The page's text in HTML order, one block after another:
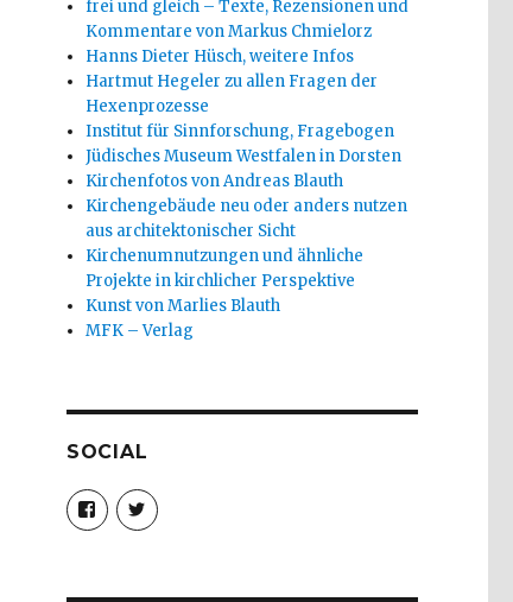
frei und gleich – Texte, Rezensionen und
Kommentare von Markus Chmielorz
Hanns Dieter Hüsch, weitere Infos
Hartmut Hegeler zu allen Fragen der
Hexenprozesse
Institut für Sinnforschung, Fragebogen
Jüdisches Museum Westfalen in Dorsten
Kirchenfotos von Andreas Blauth
Kirchengebäude neu oder anders nutzen
aus architektonischer Sicht
Kirchenumnutzungen und ähnliche
Projekte in kirchlicher Perspektive
Kunst von Marlies Blauth
MFK – Verlag
SOCIAL
Profil
von
christoph.fleischer1
anzeigen
Profil
von
anzeigen